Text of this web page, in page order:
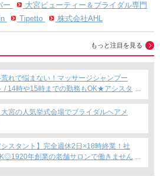
ー
大宮ビューティー＆ブライダル専門
Tipetto 株式会社AHL
もっと注目を見る
荒れで悩まない！マッサージシャンプー
14時や15時までの勤務もOK★アシスタ
大宮の人気挙式会場でブライダルヘアメ
シスタント】完全週休2日×18時終業！社
年創業の老舗サロンで働きません